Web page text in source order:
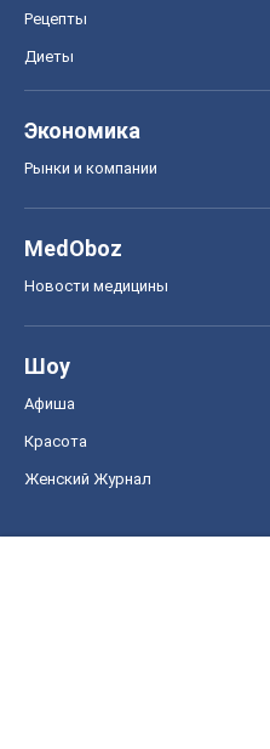
Рецепты
Диеты
Экономика
Рынки и компании
MedOboz
Новости медицины
Шоу
Афиша
Красота
Женский Журнал